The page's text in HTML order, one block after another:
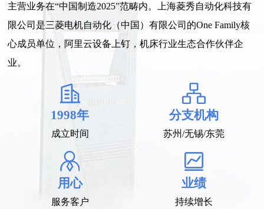
主营业务在“中国制造2025”范畴内。上海菱秀自动化科技有
限公司是三菱电机自动化（中国）有限公司的One Family核
心成员单位，阿里云设备上钉，机床行业生态合作伙伴企
业。
1998年
成立时间
分支机构
苏州/无锡/东莞
用心
服务客户
业绩
持续增长